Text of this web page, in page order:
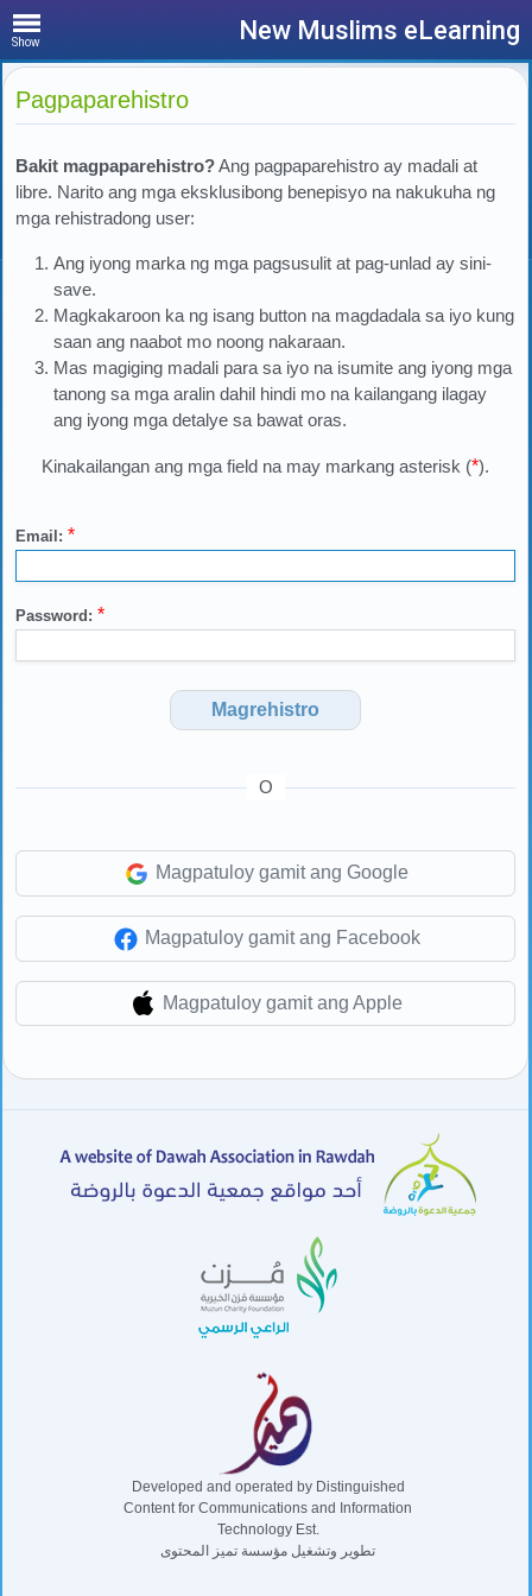
Show New Muslims eLearning
Pagpaparehistro
Bakit magpaparehistro?Ang pagpaparehistro ay madali at
libre. Narito ang mga eksklusibong benepisyo na nakukuha ng
mga rehistradong user:
Ang iyong marka ng mga pagsusulit at pag-unlad ay sini-
save.
Magkakaroon ka ng isang button na magdadala sa iyo kung
saan ang naabot mo noong nakaraan.
Mas magiging madali para sa iyo na isumite ang iyong mga
tanong sa mga aralin dahil hindi mo na kailangang ilagay
ang iyong mga detalye sa bawat oras.
Kinakailangan ang mga field na may markang asterisk (*).
Email: *
Password: *
Magrehistro
O
Magpatuloy gamit ang Google
Magpatuloy gamit ang Facebook
Magpatuloy gamit ang Apple
Developed and operated by Distinguished
Content for Communications and Information
Technology Est.
تطوير وتشغيل مؤسسة تميز المحتوى